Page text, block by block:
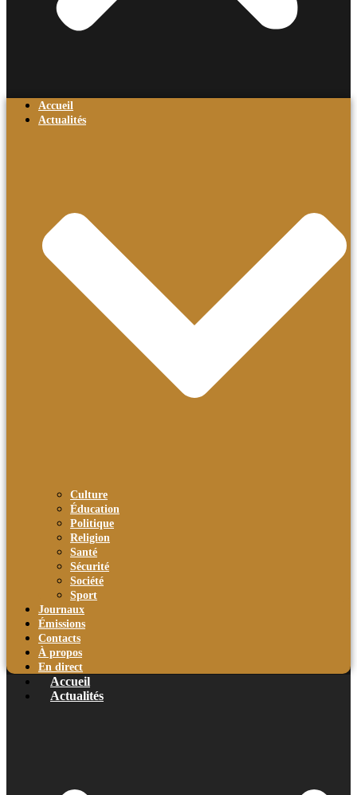
Accueil
Actualités
Culture
Éducation
Politique
Religion
Santé
Sécurité
Société
Sport
Journaux
Émissions
Contacts
À propos
En direct
Accueil
Actualités